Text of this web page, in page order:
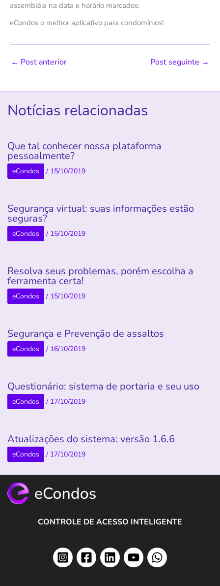
assembléia na data e horário marcados;
eCondos o melhor aplicativo para condomínios!
← Post anterior Post seguinte →
Notícias relacionadas
Que tal conhecer nossa plataforma
pessoalmente?
eCondos / 15/10/2019
Segurança virtual: suas informações estão
seguras?
eCondos / 15/10/2019
Resolva seus problemas, porém escolha a
ferramenta certa!
eCondos / 15/10/2019
Segurança e Prevenção de assaltos
eCondos / 16/10/2019
Questionário: sistema de portaria e seu uso
eCondos / 17/10/2019
Atualizações do sistema: versão 1.6.6
eCondos / 17/10/2019
CONTROLE DE ACESSO INTELIGENTE